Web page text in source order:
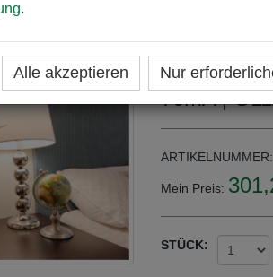
.
Alle akzeptieren Nur
DALI-2
70mA |
ARTIKELNUMMER:
Mein Preis:
STÜCK: